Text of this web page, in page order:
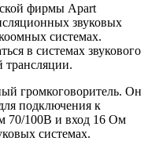
фирмы Apart
звуковых
системах.
в системах звукового
громкоговоритель. Он
подключения к
70/100В и вход 16 Ом
системах.